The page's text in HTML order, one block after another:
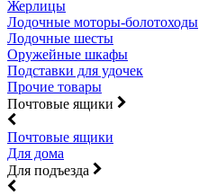
Жерлицы
Лодочные моторы-болотоходы
Лодочные шесты
Оружейные шкафы
Подставки для удочек
Прочие товары
Почтовые ящики
Почтовые ящики
Для дома
Для подъезда